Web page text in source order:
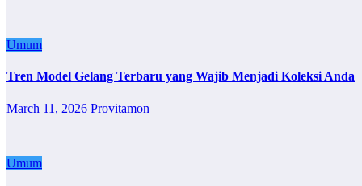
Umum
Tren Model Gelang Terbaru yang Wajib Menjadi Koleksi Anda
March 11, 2026 Provitamon
Umum